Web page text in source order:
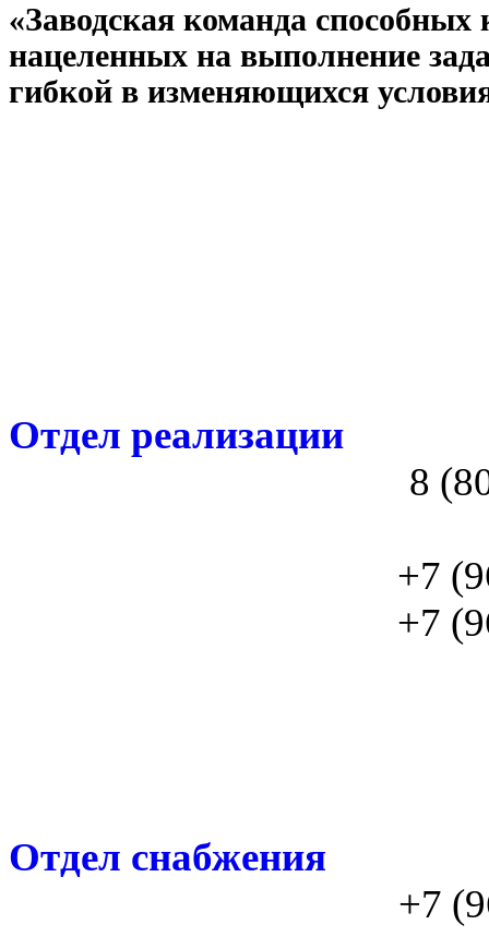
«Заводская команда
нацеленных на выполнение
гибкой в изменяющихся
Отдел реализации
8
+7
+7
Отдел снабжения
+7